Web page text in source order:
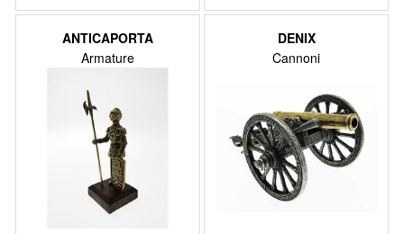
ANTICAPORTA
Armature
DENIX
Cannoni